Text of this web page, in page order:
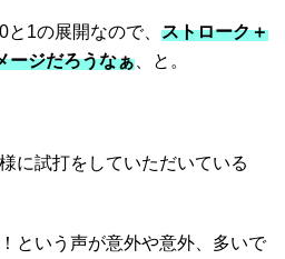
1の展開なので、 ストローク＋
ージだろうなぁ 、と。
に試打をしていただいている
という声が意外や意外、多いで